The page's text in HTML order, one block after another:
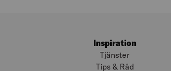
Inspiration
Tjänster
Tips & Råd